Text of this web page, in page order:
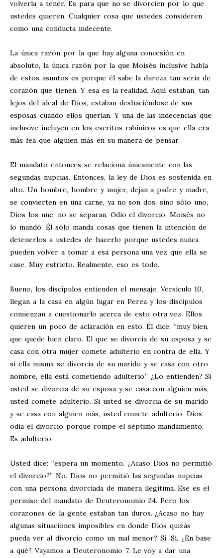
volverla a tener. Es para que no se divorcien por lo que
ustedes quieren. Cualquier cosa que ustedes consideren
como una conducta indecente.
La única razón por la que hay alguna concesión en
absoluto, la única razón por la que Moisés inclusive habla
de estos asuntos es porque él sabe la dureza tan seria de
corazón que tienen. Y esa es la realidad. Aquí estaban, tan
lejos del ideal de Dios, estaban deshaciéndose de sus
esposas cuando ellos querían. Y una de las indecencias que
inclusive incluyen en los escritos rabínicos es que ella era
más fea que alguien más en su manera de pensar.
El mandato entonces se relaciona únicamente con las
segundas nupcias. Entonces, la ley de Dios es sostenida en
alto. Un hombre, hombre y mujer, dejan a padre y madre,
se convierten en una carne, ya no son dos, sino sólo uno,
Dios los une, no se separan. Odio el divorcio. Moisés no
lo mandó. Él sólo manda cosas que tienen la intención de
detenerlos a ustedes de hacerlo porque ustedes nunca
pueden volver a tomar a esa persona una vez que ella se
case. Muy estricto. Realmente, eso es todo.
Bueno, los discípulos entienden el mensaje. Versículo 10,
llegan a la casa en algún lugar en Perea y los discípulos
comienzan a cuestionarlo acerca de esto otra vez. Ellos
quieren un poco de aclaración en esto. Él dice: “muy bien,
que quede bien claro. El que se divorcia de su esposa y se
casa con otra mujer comete adulterio en contra de ella. Y
si ella misma se divorcia de su marido y se casa con otro
nombre, ella está cometiendo adulterio.” ¿Lo entienden? Si
usted se divorcia de su esposa y se casa con alguien más,
usted comete adulterio. Si usted se divorcia de su marido
y se casa con alguien más, usted comete adulterio. Dios
odia el divorcio porque rompe el séptimo mandamiento.
Es adulterio.
Usted dice: “espera un momento. ¿Acaso Dios no permitió
el divorcio?” No. Dios no permitió las segundas nupcias
con una persona divorciada de manera ilegítima. Ese es el
permiso del mandato de Deuteronomio 24. Pero los
corazones de la gente estaban tan duros. ¿Acaso no hay
algunas situaciones imposibles en donde Dios quizás
pueda ver al divorcio como un mal menor? Sí. Sí. ¿En base
a qué? Vayamos a Deuteronomio 7. Le voy a dar una